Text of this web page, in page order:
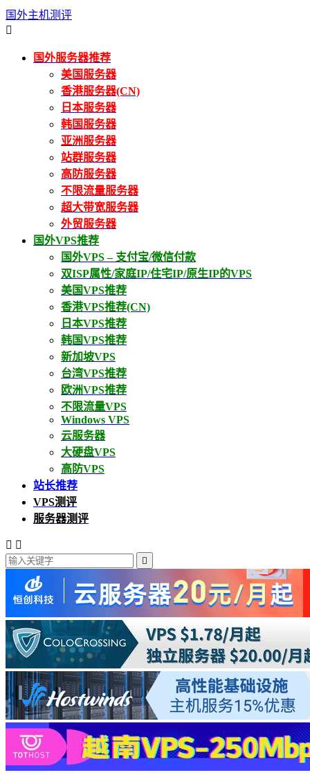
国外主机测评

国外服务器推荐
美国服务器
香港服务器(CN)
日本服务器
韩国服务器
亚洲服务器
站群服务器
高防服务器
不限流量服务器
超大带宽服务器
外贸服务器
国外VPS推荐
国外VPS – 支付宝/微信付款
双ISP属性/家庭IP/住宅IP/原生IP的VPS
美国VPS推荐
香港VPS推荐(CN)
日本VPS推荐
韩国VPS推荐
新加坡VPS
台湾VPS推荐
欧洲VPS推荐
不限流量VPS
Windows VPS
云服务器
大硬盘VPS
高防VPS
站长推荐
VPS测评
服务器测评
 
